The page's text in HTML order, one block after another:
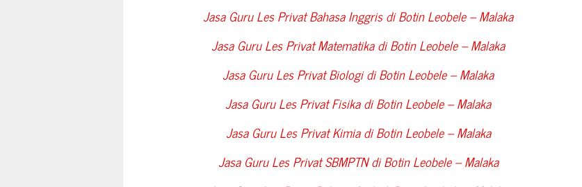
Jasa Guru Les Privat Bahasa Inggris diBotin Leobele – Malaka
Jasa Guru Les Privat Matematika diBotin Leobele – Malaka
Jasa Guru Les Privat Biologi diBotin Leobele – Malaka
Jasa Guru Les Privat Fisika diBotin Leobele – Malaka
Jasa Guru Les Privat Kimia diBotin Leobele – Malaka
Jasa Guru Les Privat SBMPTN diBotin Leobele – Malaka